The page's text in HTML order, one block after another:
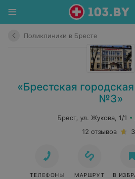
Поликлиники в Бресте
«Брестская
№3»
Брест, ул. Жукова, 1/1
12 отзывов
ТЕЛЕФОНЫ МАРШРУТ В